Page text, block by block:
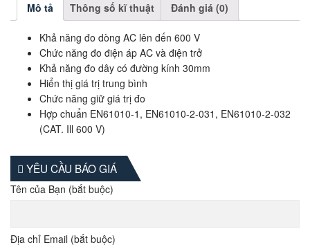
Mô tả Thông số kĩ thuật Đánh giá (0)
Khả năng đo dòng AC lên đến 600 V
Chức năng đo điện áp AC và điện trở
Khả năng đo dây có đường kính 30mm
Hiển thị giá trị trung bình
Chức năng giữ giá trị đo
Hợp chuẩn EN61010-1, EN61010-2-031, EN61010-2-032
(CAT. Ill 600 V)
YÊU CẦU BÁO GIÁ
Tên của Bạn (bắt buộc)
Địa chỉ Email (bắt buộc)